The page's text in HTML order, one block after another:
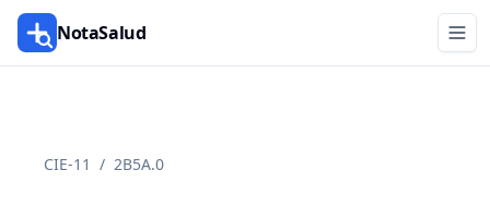
NotaSalud
CIE-11 / 2B5A.0